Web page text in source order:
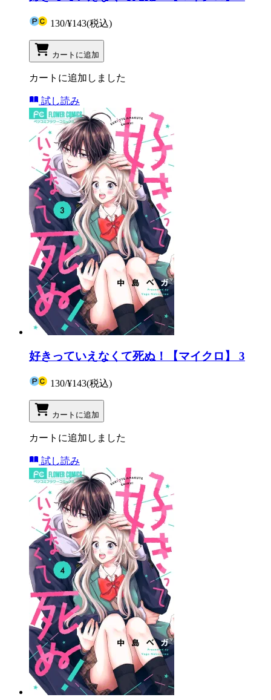
130/¥143(税込)
カートに追加
カートに追加しました
試し読み
好きっていえなくて死ぬ！【マイクロ】 3
130/¥143(税込)
カートに追加
カートに追加しました
試し読み